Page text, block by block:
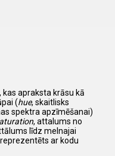
apraksta krāsu kā
(hue, skaitlisks
spektra apzīmēšanai)
, attalums no
līdz melnajai
ar kodu